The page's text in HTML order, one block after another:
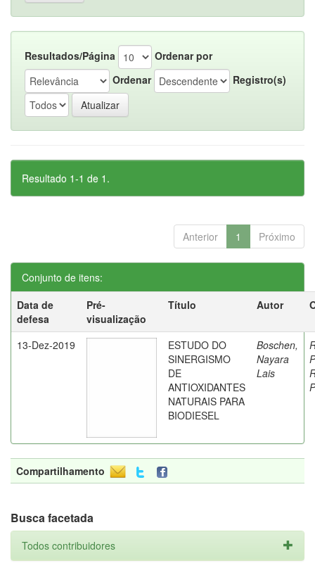
Resultados/Página
Ordenar por
Ordenar
Registro(s)
Resultado 1-1 de 1.
Anterior 1 Próximo
Conjunto de itens:
Data de
defesa
Pré-
visualização
Título Autor
13-Dez-2019
ESTUDO DO
SINERGISMO
DE
ANTIOXIDANTES
NATURAIS PARA
BIODIESEL
Boschen,
Nayara
Lais
Compartilhamento
Busca facetada
Todos contribuidores